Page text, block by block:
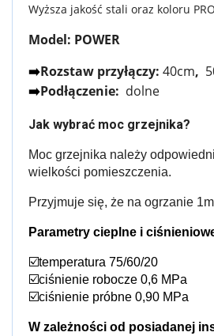
Wyższa jakość stali oraz koloru
Model: POWER
➡️Rozstaw przyłączy: 40cm,
➡️Podłączenie: dolne
Jak wybrać moc grzejnika?
Moc grzejnika należy
wielkości pomieszczenia.
Przyjmuje się, że na ogrzanie
Parametry cieplne i
☑️temperatura 75/60/20
☑️ciśnienie robocze 0,6 MPa
☑️ciśnienie próbne 0,90 MPa
W zależności od posiadanej